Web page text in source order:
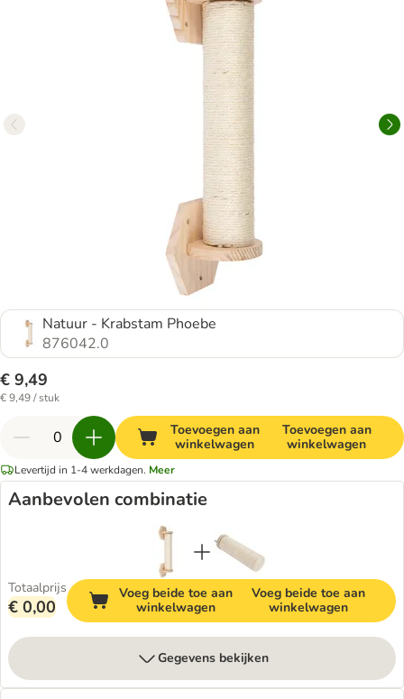
Natuur - Krabstam Phoebe
876042.0
€ 9,49
€ 9,49 / stuk
Toevoegen aan
winkelwagen
Toevoegen aan
winkelwagen
Levertijd in 1-4 werkdagen. Meer
Aanbevolen combinatie
Totaalprijs
€ 0,00
Voeg beide toe aan
winkelwagen
Voeg beide toe aan
winkelwagen
Gegevens bekijken